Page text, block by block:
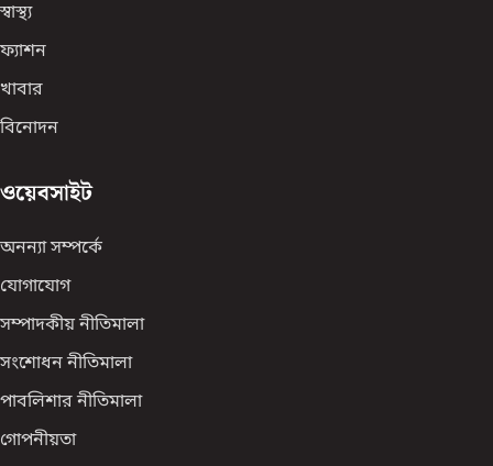
স্বাস্থ্য
ফ্যাশন
খাবার
বিনোদন
ওয়েবসাইট
অনন্যা সম্পর্কে
যোগাযোগ
সম্পাদকীয় নীতিমালা
সংশোধন নীতিমালা
পাবলিশার নীতিমালা
গোপনীয়তা